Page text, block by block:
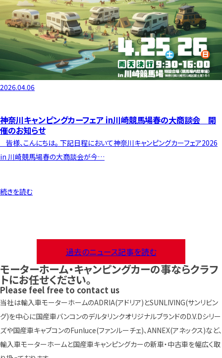
2026.04.06
神奈川キャンピングカーフェア in川崎競馬場春の大商談会 開
催のお知らせ
皆様、こんにちは。 下記日程において神奈川キャンピングカーフェア2026
in 川崎競馬場春の大商談会が今…
続きを読む
過去のニュース記事を読む
モーターホーム・キャンピングカーの事ならクラフ
トにお任せください。
Please feel free to contact us
当社は輸入車モーターホームのADRIA(アドリア)とSUNLIVING(サンリビン
グ)を中心に国産車バンコンのデルタリンクオリジナルブランドのD.V.Dシリー
ズや国産車キャブコンのFunluce(ファンルーチェ)、ANNEX(アネックス)など、
輸入車モーターホームと国産車キャンピングカーの新車・中古車を幅広く取